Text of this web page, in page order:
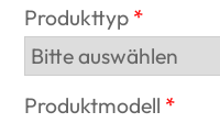
Produkttyp
Produktmodell